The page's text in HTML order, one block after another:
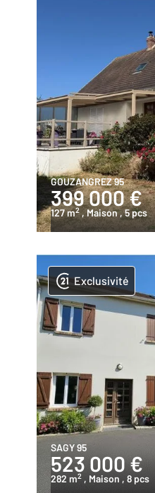
GOUZANGREZ 95
399 000 €
127 m2 , Maison, 5 pcs
Exclusivité
SAGY 95
523 000 €
282 m2 , Maison , 8 pcs